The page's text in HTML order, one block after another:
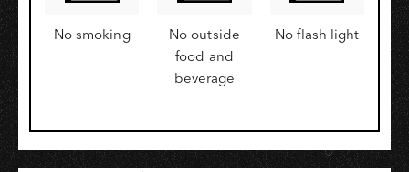
No smoking
No outside
food and
beverage
No flash light